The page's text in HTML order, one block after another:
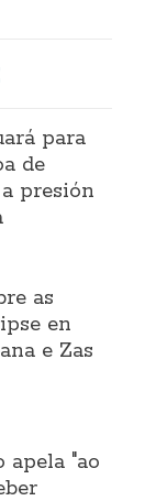
para
de
presión
as
en
e Zas
apela "ao